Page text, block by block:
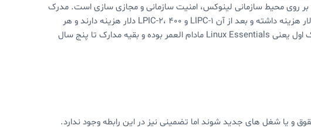
بر روی محیط سازمانی لینوکس، امنیت سازمانی و مجازی سازی است. مدرک
پایه این سازمان که به Linux Essentials معروف است، ۱۲۰ دلار هزینه داشته و بعد از آن LIPC-1 و LPIC-2، ۴۰۰ دلار هزینه دارند و هر
کدام از سه مدرک LIPC-3 نیز ۲۰۰ دلار هزینه بر هستند. مدرک اول یعنی Linux Essentials مادام العمر بوده و بقیه مدارک تا پنج سال
و یا شغل های جدید شوند اما تضمینی نیز در این رابطه وجود ندارد.